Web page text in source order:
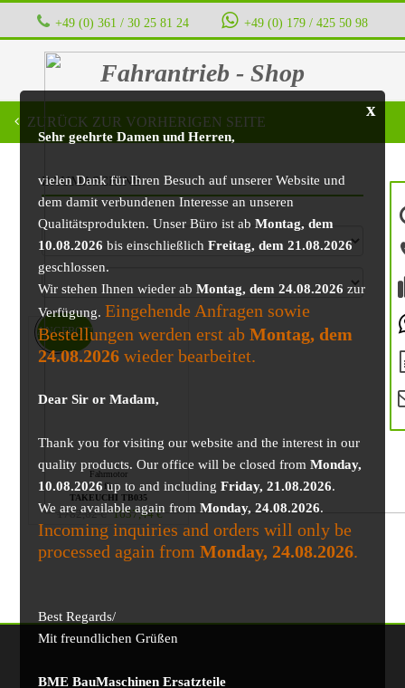
+49 (0) 361 / 30 25 81 24 ‭ ‭ ‭ ‭ +49 (0) 179 / 425 50 98
Fahrantrieb - Shop
x
Sehr geehrte Damen und Herren,
vielen Dank für Ihren Besuch auf unserer Website und
dem damit verbundenen Interesse an unseren
Qualitätsprodukten. Unser Büro ist abMontag, dem
10.08.2026 bis einschließlichFreitag, dem 21.08.2026
geschlossen.
Wir stehen Ihnen wieder abMontag, dem 24.08.2026 zur
Verfügung. Eingehende Anfragen sowie
Bestellungen werden erst abMontag, dem
24.08.2026 wieder bearbeitet.
Dear Sir or Madam,
Thank you for visiting our website and the interest in our
quality products. Our office will be closed fromMonday,
10.08.2026up to and includingFriday, 21.08.2026.
We are available again fromMonday, 24.08.2026.
Incoming inquiries and orders will only be
processed again fromMonday, 24.08.2026.
Best Regards/
Mit freundlichen Grüßen
BME BauMaschinen Ersatzteile
ZURÜCK ZUR VORHERIGEN SEITE
BAUMASCHINE
Fahrmotor
für
TAKEUCHI TB035
1782,62€ 1637,44€
ANGEBOT!